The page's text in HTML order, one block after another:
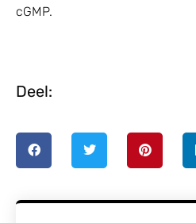
cGMP.
Deel: